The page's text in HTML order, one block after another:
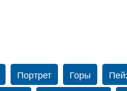
Портрет Горы